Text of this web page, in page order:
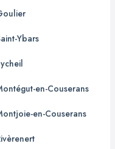
Ybars
en-Couserans
en-Couserans